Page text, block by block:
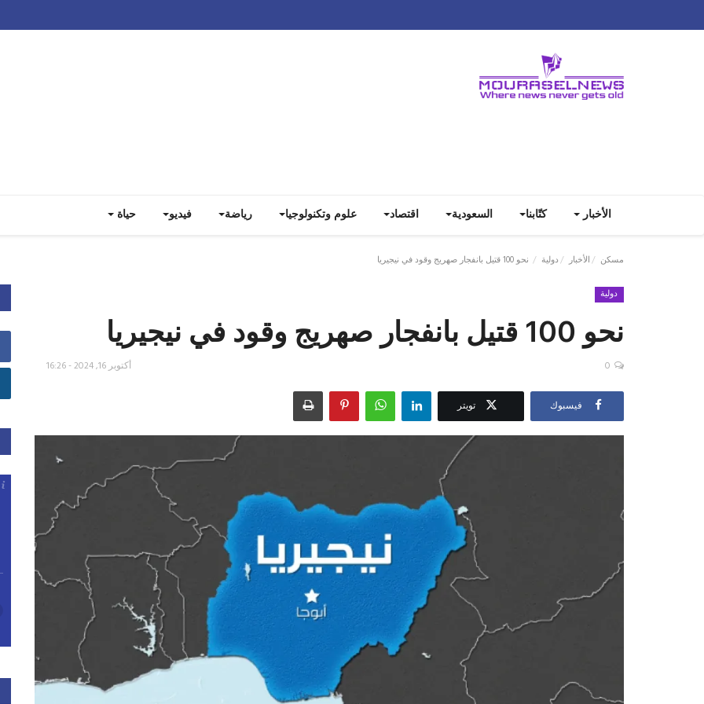
الأخبار كتّابنا السعودية اقتصاد علوم وتكنولوجيا رياضة فيديو حياة
مسكن الأخبار دولية نحو 100 قتيل بانفجار صهريج وقود في نيجيريا
دولية
نحو 100 قتيل بانفجار صهريج وقود في نيجيريا
أكتوبر 16, 2024 - 16:26 0
فيسبوك تويتر